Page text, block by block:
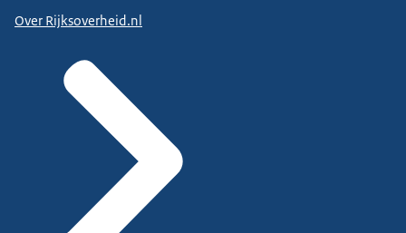
Over Rijksoverheid.nl